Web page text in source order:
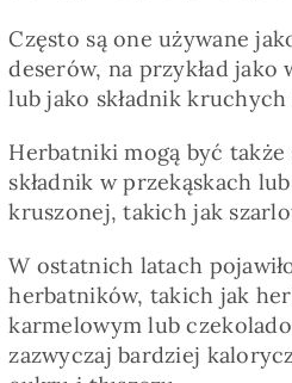
Często są one używane
deserów, na przykład
lub jako składnik kruchych
Herbatniki mogą być także
składnik w przekąskach
kruszonej, takich jak
W ostatnich latach
herbatników, takich jak
karmelowym lub
zazwyczaj bardziej